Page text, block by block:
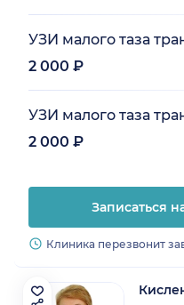
УЗИ малого таза
2 000 ₽
УЗИ малого таза
2 000 ₽
Записаться
Клиника перезвонит